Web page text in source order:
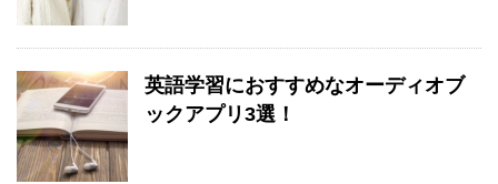
英語学習におすすめなオーディオブ
ックアプリ3選！